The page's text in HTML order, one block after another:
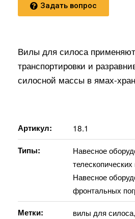
Задать вопрос
Вилы для силоса
транспортировки и
силосной массы в ямах-
Артикул:
18.1
Типы:
Навесное
телескопических
Навесное
фронтальных
Метки:
вилы для силоса,